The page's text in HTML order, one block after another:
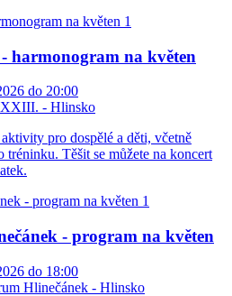
harmonogram na květen
do 20:00
XXIII. - Hlinsko
pro dospělé a děti, včetně
tréninku. Těšit se můžete na koncert
- program na květen
do 18:00
Hlinečánek - Hlinsko